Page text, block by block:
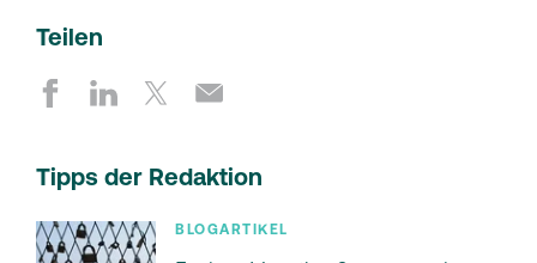
Teilen
Tipps der Redaktion
BLOGARTIKEL